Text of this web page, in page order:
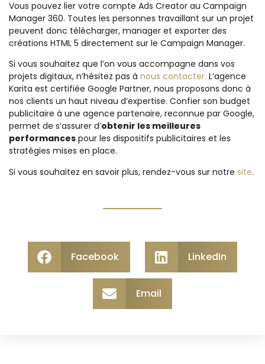
Vous pouvez lier votre compte Ads Creator au Campaign
Manager 360. Toutes les personnes travaillant sur un projet
peuvent donc télécharger, manager et exporter des
créations HTML 5 directement sur le Campaign Manager.
Si vous souhaitez que l’on vous accompagne dans vos
projets digitaux, n’hésitez pas à nous contacter. L’agence
Karita est certifiée Google Partner, nous proposons donc à
nos clients un haut niveau d’expertise. Confier son budget
publicitaire à une agence partenaire, reconnue par Google,
permet de s’assurer d’obtenir les meilleures
performances pour les dispositifs publicitaires et les
stratégies mises en place.
Si vous souhaitez en savoir plus, rendez-vous sur notre site.
Facebook LinkedIn
Email